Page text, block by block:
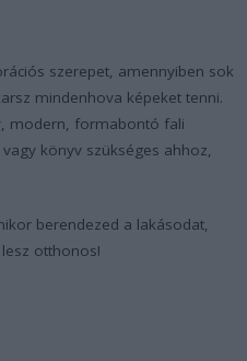
szerepet, amennyiben sok
mindenhova képeket tenni.
modern, formabontó fali
könyv szükséges ahhoz,
berendezed a lakásodat,
otthonos!